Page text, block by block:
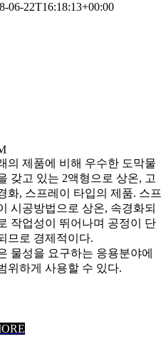
06-22T16:18:13+00:00
의 제품에 비해 우수한 도막물
갖고 있는 2액형으로 상온, 고
화, 스프레이 타입의 제품. 스프
시공방법으로 상온, 속경화되
작업성이 뛰어나며 공정이 단
므로 경제적이다.
물성을 요구하는 응용분야에
위하게 사용할 수 있다.